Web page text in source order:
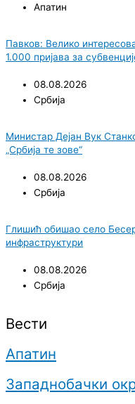
Апатин
Павков: Велико
1.000 пријава за
08.08.2026
Србија
Министар Дејан Вук
„Србија те зове“
08.08.2026
Србија
Глишић обишао село
инфраструктури
08.08.2026
Србија
Вести
Апатин
Западнобачки